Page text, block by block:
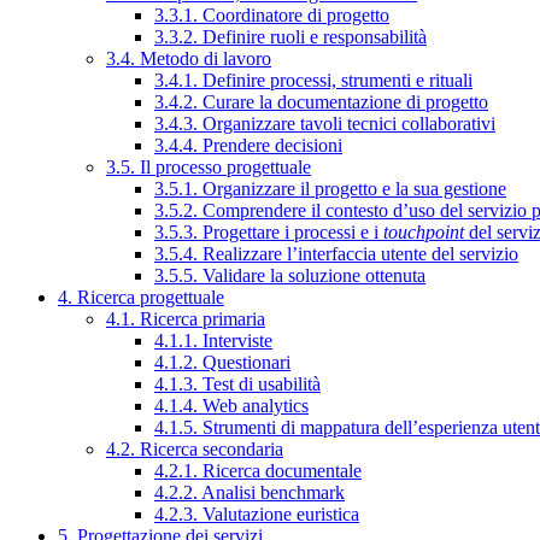
3.3.1. Coordinatore di progetto
3.3.2. Definire ruoli e responsabilità
3.4. Metodo di lavoro
3.4.1. Definire processi, strumenti e rituali
3.4.2. Curare la documentazione di progetto
3.4.3. Organizzare tavoli tecnici collaborativi
3.4.4. Prendere decisioni
3.5. Il processo progettuale
3.5.1. Organizzare il progetto e la sua gestione
3.5.2. Comprendere il contesto d’uso del servizio
3.5.3. Progettare i processi e i touchpointdel
3.5.4. Realizzare l’interfaccia utente del servizio
3.5.5. Validare la soluzione ottenuta
4. Ricerca progettuale
4.1. Ricerca primaria
4.1.1. Interviste
4.1.2. Questionari
4.1.3. Test di usabilità
4.1.4. Web analytics
4.1.5. Strumenti di mappatura dell’esperienza
4.2. Ricerca secondaria
4.2.1. Ricerca documentale
4.2.2. Analisi benchmark
4.2.3. Valutazione euristica
5. Progettazione dei servizi